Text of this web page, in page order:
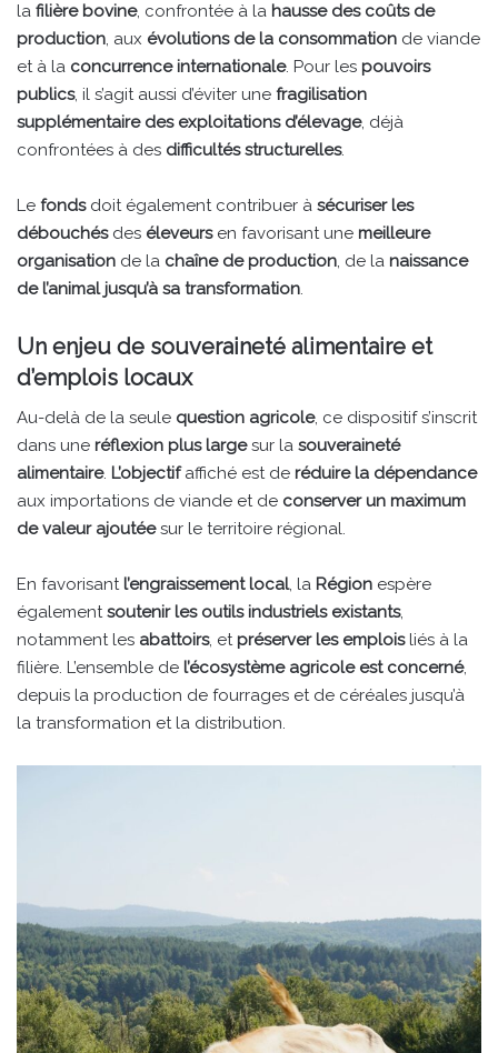
la filière bovine, confrontée à la hausse des coûts de
production, aux évolutions de la consommation de viande
et à la concurrence internationale. Pour les pouvoirs
publics, il s’agit aussi d’éviter une fragilisation
supplémentaire des exploitations d’élevage, déjà
confrontées à des difficultés structurelles.
Le fonds doit également contribuer à sécuriser les
débouchésdes éleveurs en favorisant une meilleure
organisation de la chaîne de production, de la naissance
de l’animal jusqu’à sa transformation.
Un enjeu de souveraineté alimentaire et
d’emplois locaux
Au-delà de la seule question agricole, ce dispositif s’inscrit
dans une réflexion plus largesur la souveraineté
alimentaire. L’objectifaffiché est de réduire la dépendance
aux importations de viande et de conserver un maximum
de valeur ajoutéesur le territoire régional.
En favorisant l’engraissement local, la Région espère
égalementsoutenir les outils industriels existants,
notamment les abattoirs, et préserver les emploisliés à la
filière. L’ensemble de l’écosystème agricole est concerné,
depuis la production de fourrages et de céréales jusqu’à
la transformation et la distribution.